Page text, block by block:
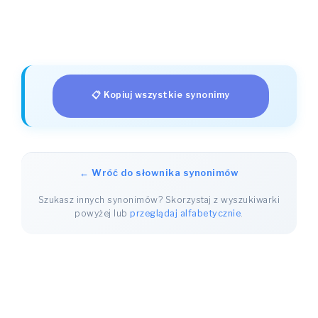
📋 Kopiuj wszystkie synonimy
← Wróć do słownika synonimów
Szukasz innych synonimów? Skorzystaj z wyszukiwarki
powyżej lubprzeglądaj alfabetycznie